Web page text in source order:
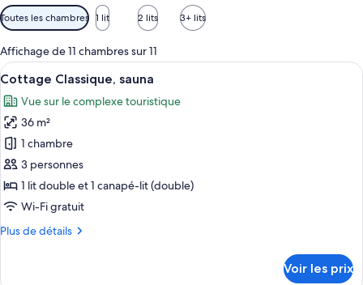
Filtres
disponibles
pour
les
chambres
Toutes les chambres 1 lit 2 lits 3+ lits
Affichage de 11 chambres sur 11
Afficher
toutes
les
photos
pour
ce
type
de
chambre :
Cottage
Une chambre à coucher avec un lit,
10
Cottage Classique, sauna
Vue sur le complexe touristique
36 m²
1 chambre
3 personnes
1 lit double et 1 canapé-lit (double)
Wi-Fi gratuit
Plus de détails
Plus
Voir les prix